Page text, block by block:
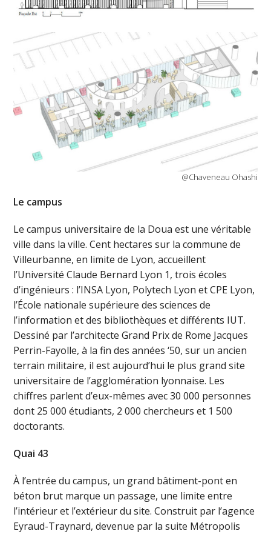
@Chaveneau Ohashi
Le campus
Le campus universitaire de la Doua est une véritable
ville dans la ville. Cent hectares sur la commune de
Villeurbanne, en limite de Lyon, accueillent
l’Université Claude Bernard Lyon 1, trois écoles
d’ingénieurs : l’INSA Lyon, Polytech Lyon et CPE Lyon,
l’École nationale supérieure des sciences de
l’information et des bibliothèques et différents IUT.
Dessiné par l’architecte Grand Prix de Rome Jacques
Perrin-Fayolle, à la fin des années ‘50, sur un ancien
terrain militaire, il est aujourd’hui le plus grand site
universitaire de l’agglomération lyonnaise. Les
chiffres parlent d’eux-mêmes avec 30 000 personnes
dont 25 000 étudiants, 2 000 chercheurs et 1 500
doctorants.
Quai 43
À l’entrée du campus, un grand bâtiment-pont en
béton brut marque un passage, une limite entre
l’intérieur et l’extérieur du site. Construit par l’agence
Eyraud-Traynard, devenue par la suite Métropolis